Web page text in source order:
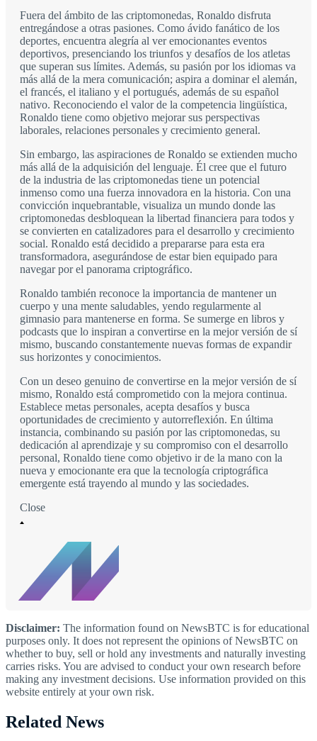
Fuera del ámbito de las criptomonedas, Ronaldo disfruta
entregándose a otras pasiones. Como ávido fanático de los
deportes, encuentra alegría al ver emocionantes eventos
deportivos, presenciando los triunfos y desafíos de los atletas
que superan sus límites. Además, su pasión por los idiomas va
más allá de la mera comunicación; aspira a dominar el alemán,
el francés, el italiano y el portugués, además de su español
nativo. Reconociendo el valor de la competencia lingüística,
Ronaldo tiene como objetivo mejorar sus perspectivas
laborales, relaciones personales y crecimiento general.
Sin embargo, las aspiraciones de Ronaldo se extienden mucho
más allá de la adquisición del lenguaje. Él cree que el futuro
de la industria de las criptomonedas tiene un potencial
inmenso como una fuerza innovadora en la historia. Con una
convicción inquebrantable, visualiza un mundo donde las
criptomonedas desbloquean la libertad financiera para todos y
se convierten en catalizadores para el desarrollo y crecimiento
social. Ronaldo está decidido a prepararse para esta era
transformadora, asegurándose de estar bien equipado para
navegar por el panorama criptográfico.
Ronaldo también reconoce la importancia de mantener un
cuerpo y una mente saludables, yendo regularmente al
gimnasio para mantenerse en forma. Se sumerge en libros y
podcasts que lo inspiran a convertirse en la mejor versión de sí
mismo, buscando constantemente nuevas formas de expandir
sus horizontes y conocimientos.
Con un deseo genuino de convertirse en la mejor versión de sí
mismo, Ronaldo está comprometido con la mejora continua.
Establece metas personales, acepta desafíos y busca
oportunidades de crecimiento y autorreflexión. En última
instancia, combinando su pasión por las criptomonedas, su
dedicación al aprendizaje y su compromiso con el desarrollo
personal, Ronaldo tiene como objetivo ir de la mano con la
nueva y emocionante era que la tecnología criptográfica
emergente está trayendo al mundo y las sociedades.
Close
Disclaimer: The information found on NewsBTC is for educational
purposes only. It does not represent the opinions of NewsBTC on
whether to buy, sell or hold any investments and naturally investing
carries risks. You are advised to conduct your own research before
making any investment decisions. Use information provided on this
website entirely at your own risk.
Related News